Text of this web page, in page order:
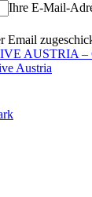
Ihre E-Mail-
Email
AUSTRIA –